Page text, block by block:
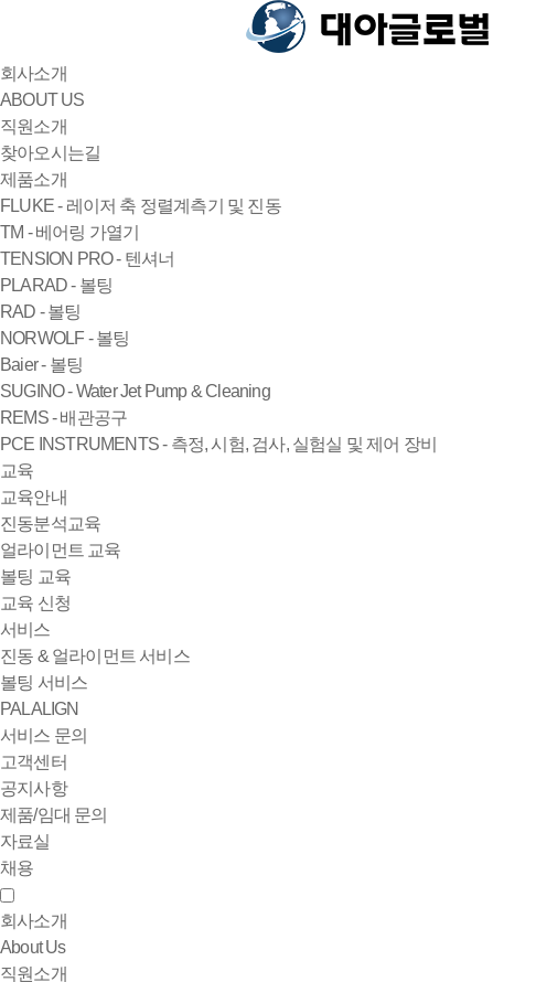
회사소개
ABOUT US
직원소개
찾아오시는길
제품소개
FLUKE - 레이저 축 정렬계측기 및 진동
TM - 베어링 가열기
TENSION PRO - 텐셔너
PLARAD - 볼팅
RAD - 볼팅
NORWOLF - 볼팅
Baier - 볼팅
SUGINO - Water Jet Pump & Cleaning
REMS - 배관공구
PCE INSTRUMENTS - 측정, 시험, 검사, 실험실 및 제어 장비
교육
교육안내
진동분석교육
얼라이먼트 교육
볼팅 교육
교육 신청
서비스
진동 & 얼라이먼트 서비스
볼팅 서비스
PALALIGN
서비스 문의
고객센터
공지사항
제품/임대 문의
자료실
채용
회사소개
About Us
직원소개